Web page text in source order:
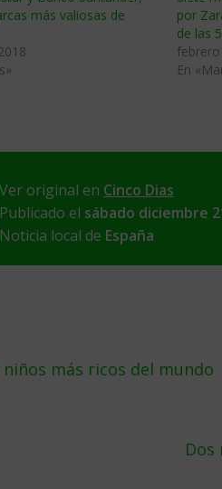
más valiosas de
por
de las
En
Ver original en Cinco Dias
Publicado el sábado diciembre
Noticia local de España
niños más ricos del mundo
Dos